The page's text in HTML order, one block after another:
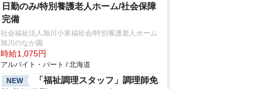
日勤のみ/特別養護老人ホーム/社会保障
完備
社会福祉法人旭川小泉福祉会/特別養護老人ホーム
旭川のなか園
時給1,075円
アルバイト・パート / 北海道
NEW
「福祉調理スタッフ」調理師免